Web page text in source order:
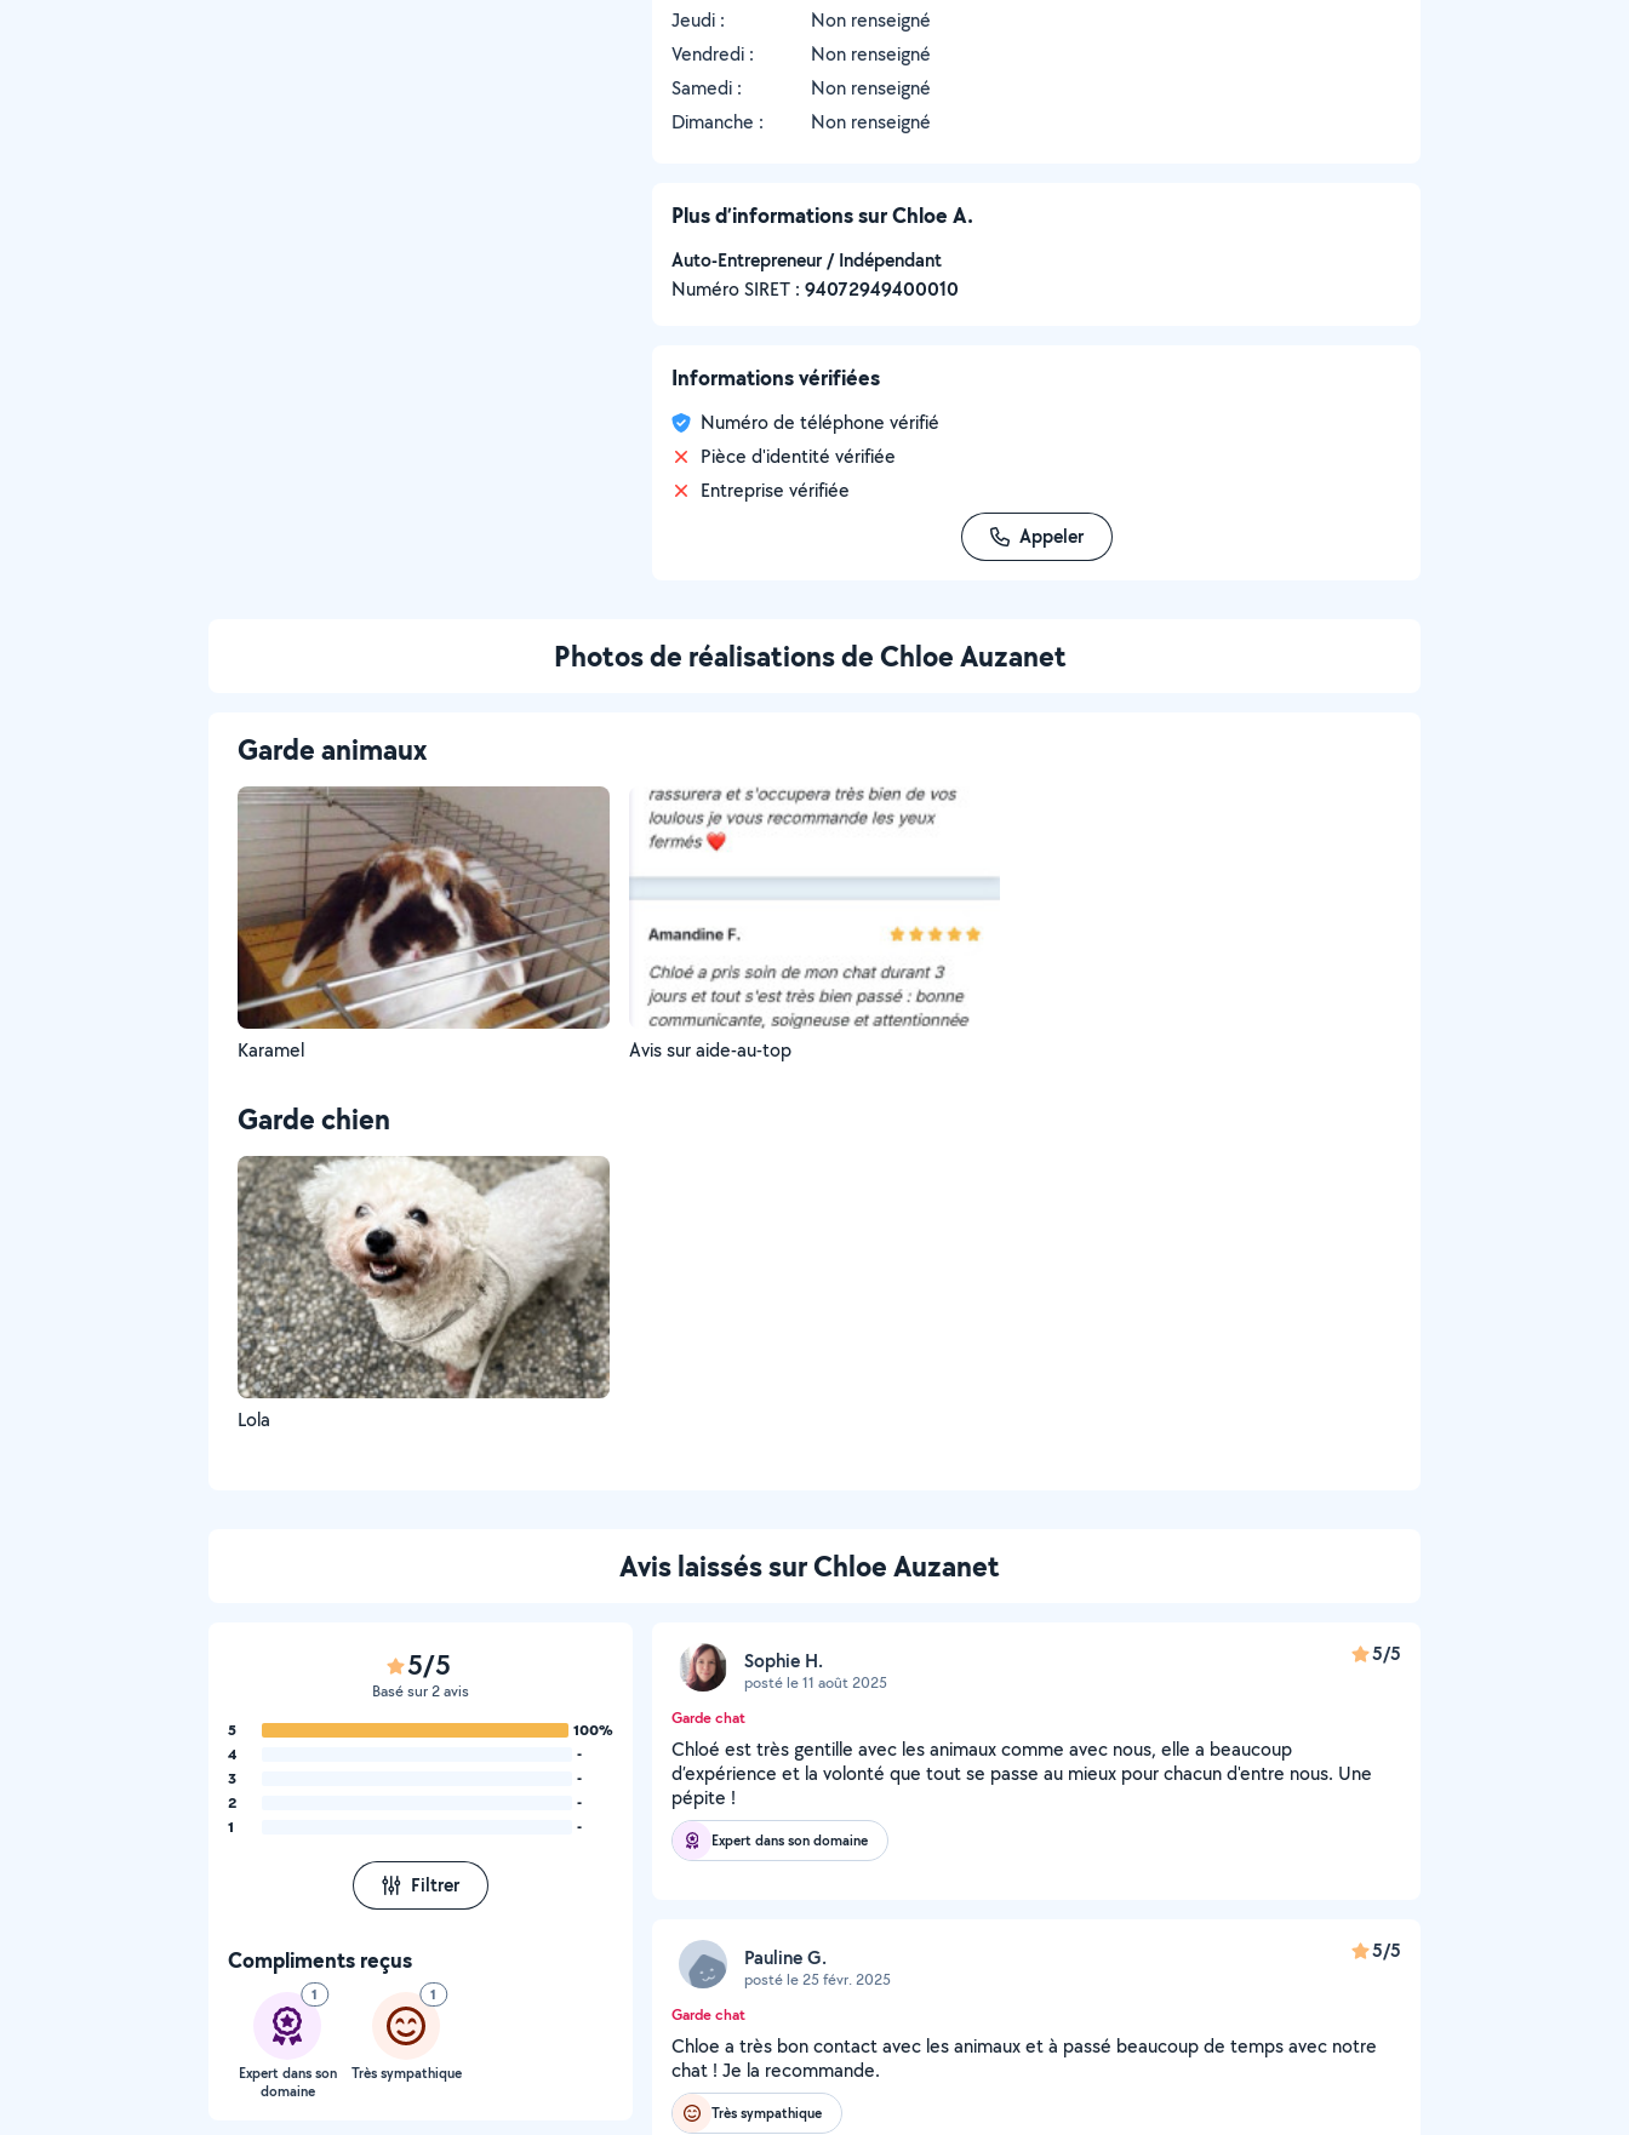
Jeudi :
Non renseigné
Vendredi :
Non renseigné
Samedi :
Non renseigné
Dimanche :
Non renseigné
Plus d’informations sur Chloe A.
Auto-Entrepreneur / Indépendant
Numéro SIRET : ‍94072949400010
Informations vérifiées
Numéro de téléphone vérifié
Pièce d'identité vérifiée
Entreprise vérifiée
Appeler
Photos de réalisations de Chloe Auzanet
Garde animaux
Karamel Avis sur aide-au-top
Garde chien
Lola
Avis laissés sur Chloe Auzanet
5/5
Basé sur 2 avis
5
100%
4
-
3
-
2
-
1
-
Filtrer
Compliments reçus
1
Expert dans son
domaine
1
Très sympathique
Sophie H.
posté le 11 août 2025
5/5
Garde chat
Chloé est très gentille avec les animaux comme avec nous, elle a beaucoup
d’expérience et la volonté que tout se passe au mieux pour chacun d'entre nous. Une
pépite !
Expert dans son domaine
Pauline G.
posté le 25 févr. 2025
5/5
Garde chat
Chloe a très bon contact avec les animaux et à passé beaucoup de temps avec notre
chat ! Je la recommande.
Très sympathique